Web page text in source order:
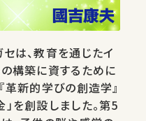
は、教育を通じたイ
構築に資するために
革新的学びの創造学』
を創設しました。第5